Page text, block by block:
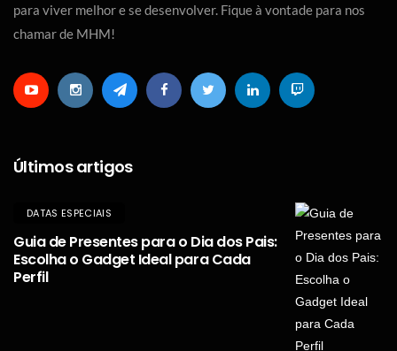
para viver melhor e se desenvolver. Fique à vontade para nos
chamar de MHM!
Últimos artigos
DATAS ESPECIAIS
Guia de Presentes para o Dia dos Pais:
Escolha o Gadget Ideal para Cada
Perfil